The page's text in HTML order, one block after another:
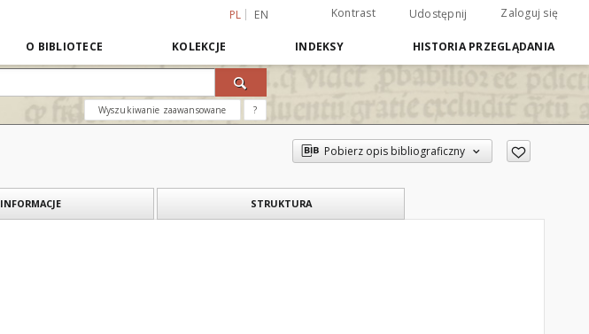
PL EN Kontrast Udostępnij Zaloguj się
O BIBLIOTECE KOLEKCJE INDEKSY HISTORIA PRZEGLĄDANIA
Wyszukiwanie zaawansowane ?
Pobierz opis bibliograficzny
INFORMACJE STRUKTURA